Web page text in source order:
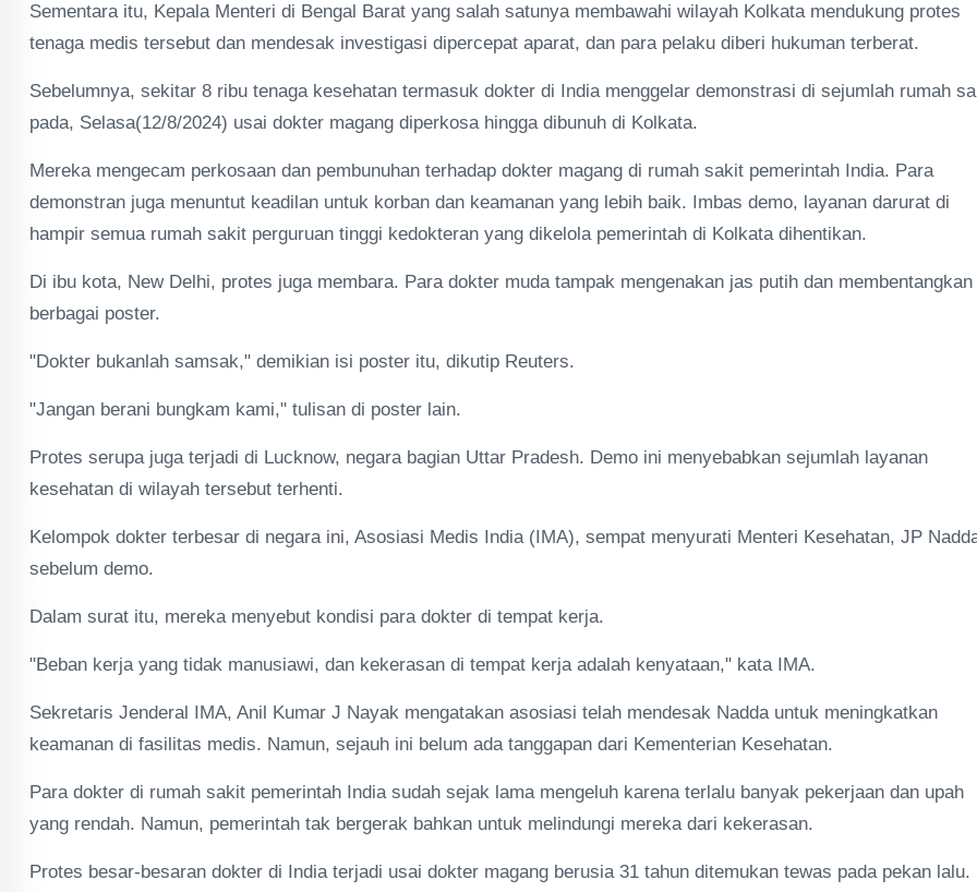
Sementara itu, Kepala Menteri di Bengal Barat yang salah satunya membawahi wilayah Kolkata mendukung protes
tenaga medis tersebut dan mendesak investigasi dipercepat aparat, dan para pelaku diberi hukuman terberat.
Sebelumnya, sekitar 8 ribu tenaga kesehatan termasuk dokter di India menggelar demonstrasi di sejumlah rumah
pada, Selasa(12/8/2024) usai dokter magang diperkosa hingga dibunuh di Kolkata.
Mereka mengecam perkosaan dan pembunuhan terhadap dokter magang di rumah sakit pemerintah India. Para
demonstran juga menuntut keadilan untuk korban dan keamanan yang lebih baik. Imbas demo, layanan darurat di
hampir semua rumah sakit perguruan tinggi kedokteran yang dikelola pemerintah di Kolkata dihentikan.
Di ibu kota, New Delhi, protes juga membara. Para dokter muda tampak mengenakan jas putih dan membentangkan
berbagai poster.
"Dokter bukanlah samsak," demikian isi poster itu, dikutip Reuters.
"Jangan berani bungkam kami," tulisan di poster lain.
Protes serupa juga terjadi di Lucknow, negara bagian Uttar Pradesh. Demo ini menyebabkan sejumlah layanan
kesehatan di wilayah tersebut terhenti.
Kelompok dokter terbesar di negara ini, Asosiasi Medis India (IMA), sempat menyurati Menteri Kesehatan, JP
sebelum demo.
Dalam surat itu, mereka menyebut kondisi para dokter di tempat kerja.
"Beban kerja yang tidak manusiawi, dan kekerasan di tempat kerja adalah kenyataan," kata IMA.
Sekretaris Jenderal IMA, Anil Kumar J Nayak mengatakan asosiasi telah mendesak Nadda untuk meningkatkan
keamanan di fasilitas medis. Namun, sejauh ini belum ada tanggapan dari Kementerian Kesehatan.
Para dokter di rumah sakit pemerintah India sudah sejak lama mengeluh karena terlalu banyak pekerjaan dan upah
yang rendah. Namun, pemerintah tak bergerak bahkan untuk melindungi mereka dari kekerasan.
Protes besar-besaran dokter di India terjadi usai dokter magang berusia 31 tahun ditemukan tewas pada pekan lalu.